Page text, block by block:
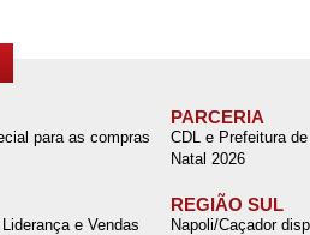
para as compras
PARCERIA
CDL e Prefeitura
Natal 2026
e Vendas
REGIÃO SUL
Napoli/Caçador